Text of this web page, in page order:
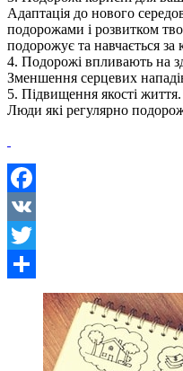
Адаптація до нового
подорожами і розвитком
подорожує та навчається
4. Подорожі впливають на
Зменшення серцевих
5. Підвищення якості життя.
Люди які регулярно
Facebook
VK
Twitter